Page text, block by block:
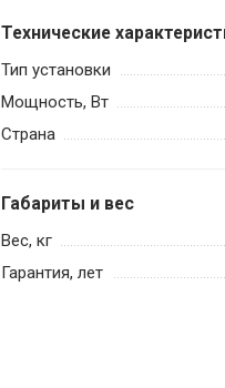
Технические
Тип установки
Мощность, Вт
Страна
Габариты и вес
Вес, кг
Гарантия, лет